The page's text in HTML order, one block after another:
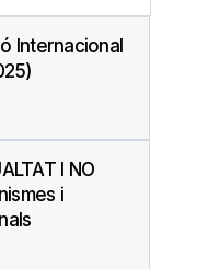
Internacional
I NO
i